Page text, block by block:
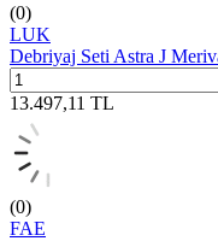
(0)
LUK
Debriyaj Seti Astra J
13.497,11 TL
(0)
FAE